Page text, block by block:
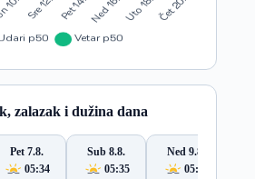
zalazak i dužina dana
Pet 7.8.
05:34
Sub 8.8.
05:35
Ned 9.8.
05:36